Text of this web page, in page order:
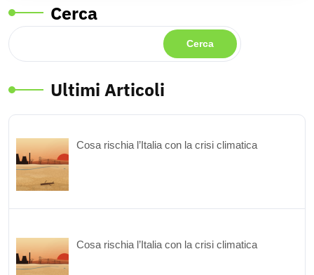
Cerca
Cerca
Ultimi Articoli
Cosa rischia l’Italia con la crisi climatica
Cosa rischia l’Italia con la crisi climatica